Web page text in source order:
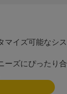
マイズ可能なシス
ーズにぴったり合